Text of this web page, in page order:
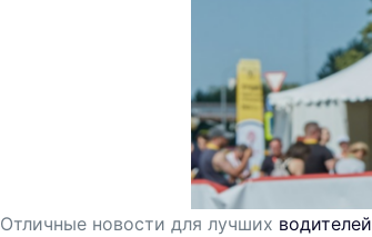
Отличные новости для лучших водителей